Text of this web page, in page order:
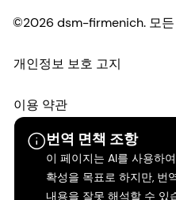
번역 면책 조항
이 페이지는 AI를 사용하
확성을 목표로 하지만, 번
내용을 잘못 해석할 수 있
©2026 dsm-firmenich. 모든
개인정보 보호 고지
이용 약관
약관
캘리포니아 투명성